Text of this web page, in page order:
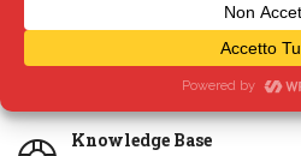
Servizi
Knowledge Base